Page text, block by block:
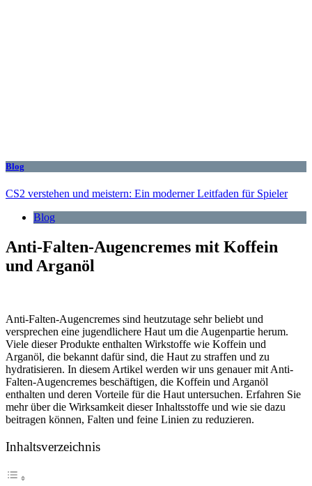
Blog
CS2 verstehen und meistern: Ein moderner Leitfaden für Spieler
Blog
Anti-Falten-Augencremes mit Koffein
und Arganöl
Anti-Falten-Augencremes sind heutzutage sehr beliebt und
versprechen eine jugendlichere Haut um die Augenpartie herum.
Viele dieser Produkte enthalten Wirkstoffe wie Koffein und
Arganöl, die bekannt dafür sind, die Haut zu straffen und zu
hydratisieren. In diesem Artikel werden wir uns genauer mit Anti-
Falten-Augencremes beschäftigen, die Koffein und Arganöl
enthalten und deren Vorteile für die Haut untersuchen. Erfahren Sie
mehr über die Wirksamkeit dieser Inhaltsstoffe und wie sie dazu
beitragen können, Falten und feine Linien zu reduzieren.
Inhaltsverzeichnis